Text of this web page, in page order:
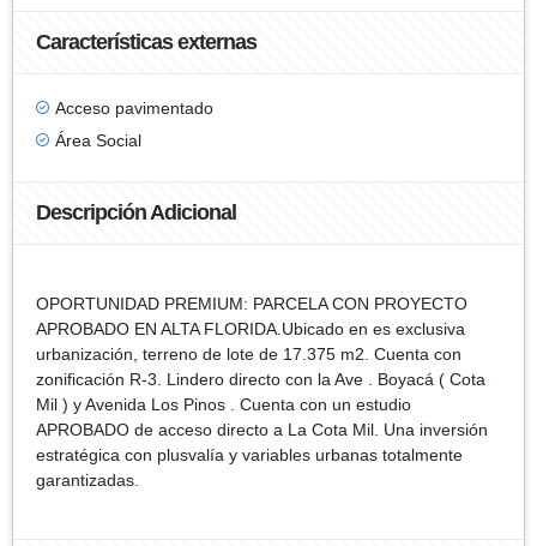
Características externas
Acceso pavimentado
Área Social
Descripción Adicional
OPORTUNIDAD PREMIUM: PARCELA CON PROYECTO
APROBADO EN ALTA FLORIDA.Ubicado en es exclusiva
urbanización, terreno de lote de 17.375 m2. Cuenta con
zonificación R-3. Lindero directo con la Ave . Boyacá ( Cota
Mil ) y Avenida Los Pinos . Cuenta con un estudio
APROBADO de acceso directo a La Cota Mil. Una inversión
estratégica con plusvalía y variables urbanas totalmente
garantizadas.